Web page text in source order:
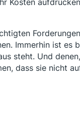
Kosten
Immerhin ist es
steht. Und
dass sie nicht